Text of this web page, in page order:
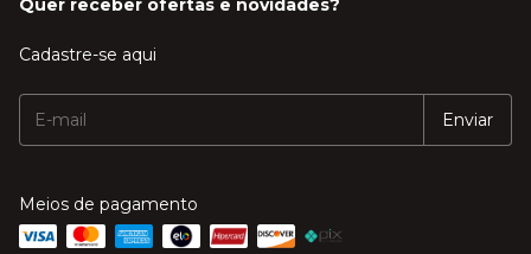
Quer receber ofertas e novidades?
Cadastre-se aqui
Meios de pagamento